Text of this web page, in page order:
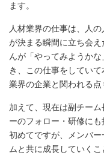
ます。
人材業界の仕事は、人
が決まる瞬間に立ち会
んが「やってみようか
き、この仕事をしてい
業界の企業と関われる点
加えて、現在は副チー
ーのフォロー・研修に
初めてですが、メンバ
ムと共に成長していく